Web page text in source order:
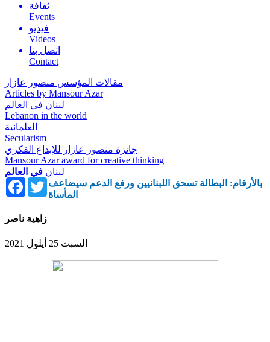
ثقافة
Events
فيديو
Videos
اتصل بنا
Contact
مقالات المؤسس منصور عازار
Articles by Mansour Azar
لبنان في العالم
Lebanon in the world
العلمانية
Secularism
جائزة منصور عازار للإبداع الفكري
Mansour Azar award for creative thinking
لبنان في العالم
FacebookTwitter
بالأرقام: البطالة تسحق اللبنانيين ورفع الدعم سيضاعف
المأساة
زاهية ناصر
السبت 25 أيلول 2021